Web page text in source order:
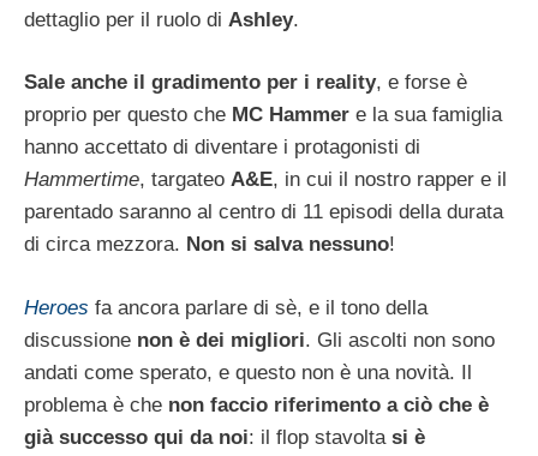
dettaglio per il ruolo di Ashley.
Sale anche il gradimento per i reality, e forse è
proprio per questo che MC Hammer e la sua famiglia
hanno accettato di diventare i protagonisti di
Hammertime, targateo A&E, in cui il nostro rapper e il
parentado saranno al centro di 11 episodi della durata
di circa mezzora. Non si salva nessuno!
Heroes fa ancora parlare di sè, e il tono della
discussione non è dei migliori. Gli ascolti non sono
andati come sperato, e questo non è una novità. Il
problema è che non faccio riferimento a ciò che è
già successo qui da noi: il flop stavolta si è